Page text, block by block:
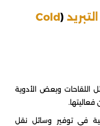
(
Cold
اللقاحات وبعض الأدوية
في توفير وسائل نقل